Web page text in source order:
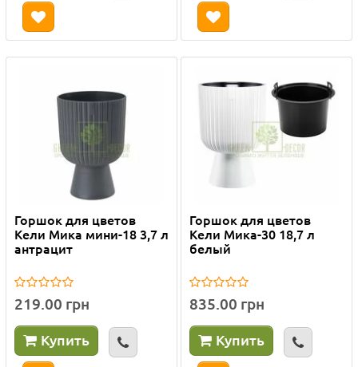
Горшок для цветов
Кели Мика мини-18 3,7 л
антрацит
219.00 грн
Купить
Горшок для цветов
Кели Мика-30 18,7 л
белый
835.00 грн
Купить